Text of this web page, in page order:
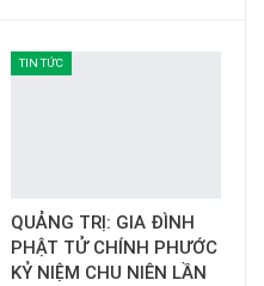
TIN TỨC
QUẢNG TRỊ: GIA ĐÌNH
PHẬT TỬ CHÍNH PHƯỚC
KỶ NIỆM CHU NIÊN LẦN